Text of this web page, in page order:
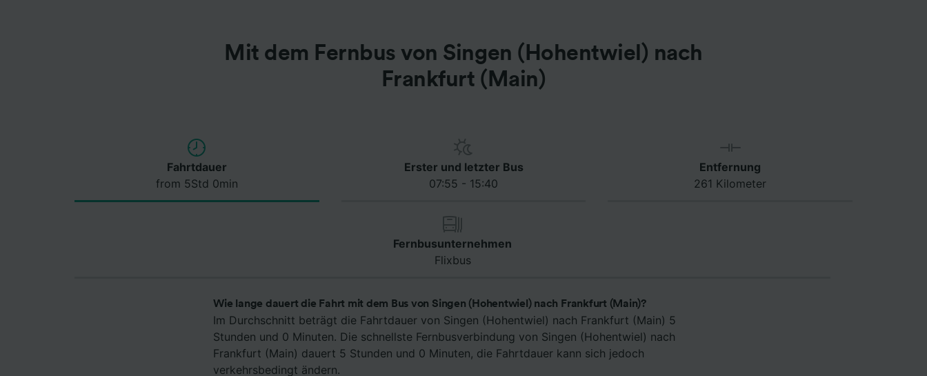
Mit dem Fernbus von Singen (Hohentwiel) nach
Frankfurt (Main)
Fahrtdauer
from 5Std 0min
Erster und letzter Bus
07:55 - 15:40
Entfernung
261 Kilometer
Fernbusunternehmen
Flixbus
Wie lange dauert die Fahrt mit dem Bus von Singen (Hohentwiel) nach Frankfurt (Main)?
Im Durchschnitt beträgt die Fahrtdauer von Singen (Hohentwiel) nach Frankfurt (Main) 5
Stunden und 0 Minuten. Die schnellste Fernbusverbindung von Singen (Hohentwiel) nach
Frankfurt (Main) dauert 5 Stunden und 0 Minuten, die Fahrtdauer kann sich jedoch
verkehrsbedingt ändern.